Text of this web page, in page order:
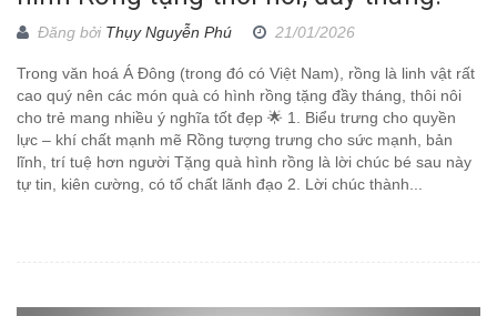
Đăng bởi Thụy Nguyễn Phú 21/01/2026
Trong văn hoá Á Đông (trong đó có Việt Nam), rồng là linh vật rất
cao quý nên các món quà có hình rồng tặng đầy tháng, thôi nôi
cho trẻ mang nhiều ý nghĩa tốt đẹp 🌟 1. Biểu trưng cho quyền
lực – khí chất mạnh mẽ Rồng tượng trưng cho sức mạnh, bản
lĩnh, trí tuệ hơn người Tặng quà hình rồng là lời chúc bé sau này
tự tin, kiên cường, có tố chất lãnh đạo 2. Lời chúc thành...